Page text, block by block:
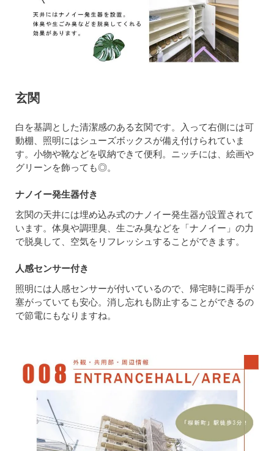
玄関
白を基調とした清潔感のある玄関です。入って右側には可
動棚、照明にはシューズボックスが備え付けられていま
す。小物や靴などを収納できて便利。ニッチには、絵画や
グリーンを飾っても◎。
ナノイー発生器付き
玄関の天井には埋め込み式のナノイー発生器が設置されて
います。体臭や調理臭、生ごみ臭などを「ナノイー」の力
で脱臭して、空気をリフレッシュすることができます。
人感センサー付き
照明には人感センサーが付いているので、帰宅時に両手が
塞がっていても安心。消し忘れも防止することができるの
で節電にもなりますね。